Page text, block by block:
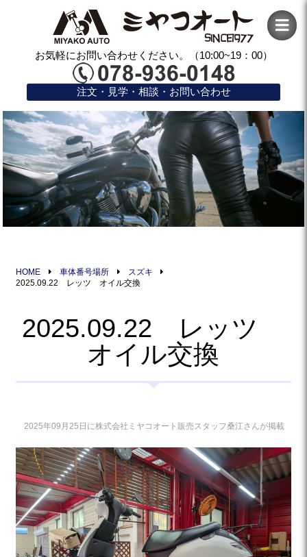
お気軽にお問い合わせください。（10:00~19：00）
注文・見学・相談・お問い合わせ
HOME 車体番号場所
スズキ
2025.09.22 レッツ オイル交換
2025.09.22 レッツ
オイル交換
2025年09月25日に株式会社ミヤコオート販売スタッフ桑江さんが掲載